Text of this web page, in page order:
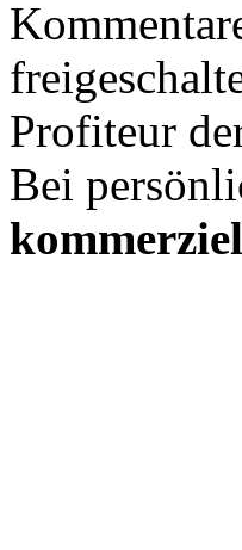
Profiteur
Bei